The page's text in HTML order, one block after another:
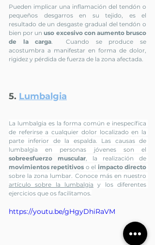
Pueden implicar una inflamación del tendón o
pequeños desgarros en su tejido, es el
resultado de un desgaste gradual del tendón o
bien por un uso excesivo con aumento brusco
de la carga.  Cuando se produce se
acostumbra a manifestar en forma de dolor,
rigidez y pérdida de fuerza de la zona afectada.
5. Lumbalgia
La lumbalgia es la forma común e inespecífica
de referirse a cualquier dolor localizado en la
parte inferior de la espalda. Las causas de
sobreesfuerzo muscular
movimientos repetitivos o el impacto directo
artículo sobre la lumbalgia y los diferentes
ejercicios que os facilitamos.
https://youtu.be/gHgyDhiRaVM